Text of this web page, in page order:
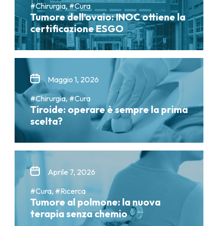
#Chirurgia, #Cura
Tumore dell’ovaio: INOC ottiene la
certificazione ESGO
Maggio 1, 2026
#Chirurgia, #Cura
Tiroide: operare è sempre la prima
scelta?
Aprile 7, 2026
#Cura, #Ricerca
Tumore al polmone: la nuova
terapia senza chemio